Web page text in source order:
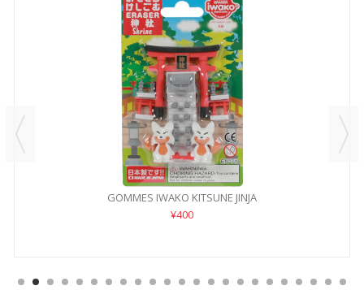
GOMMES IWAKO KITSUNE JINJA
¥400